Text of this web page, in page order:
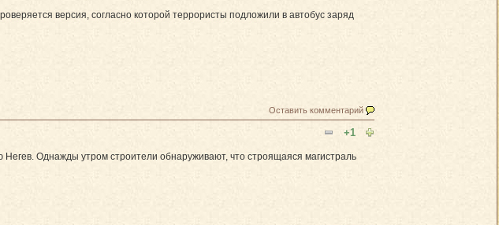
версия, согласно которой террористы подложили в автобус заряд
Оставить комментарий
+1
Однажды утром строители обнаруживают, что строящаяся магистраль